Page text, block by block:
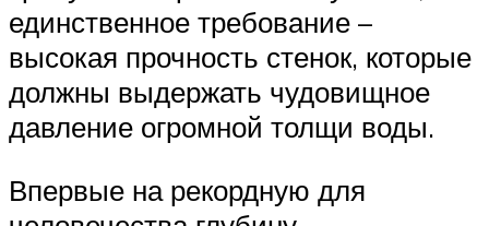
единственное требование –
высокая прочность стенок, которые
должны выдержать чудовищное
давление огромной толщи воды.
Впервые на рекордную для